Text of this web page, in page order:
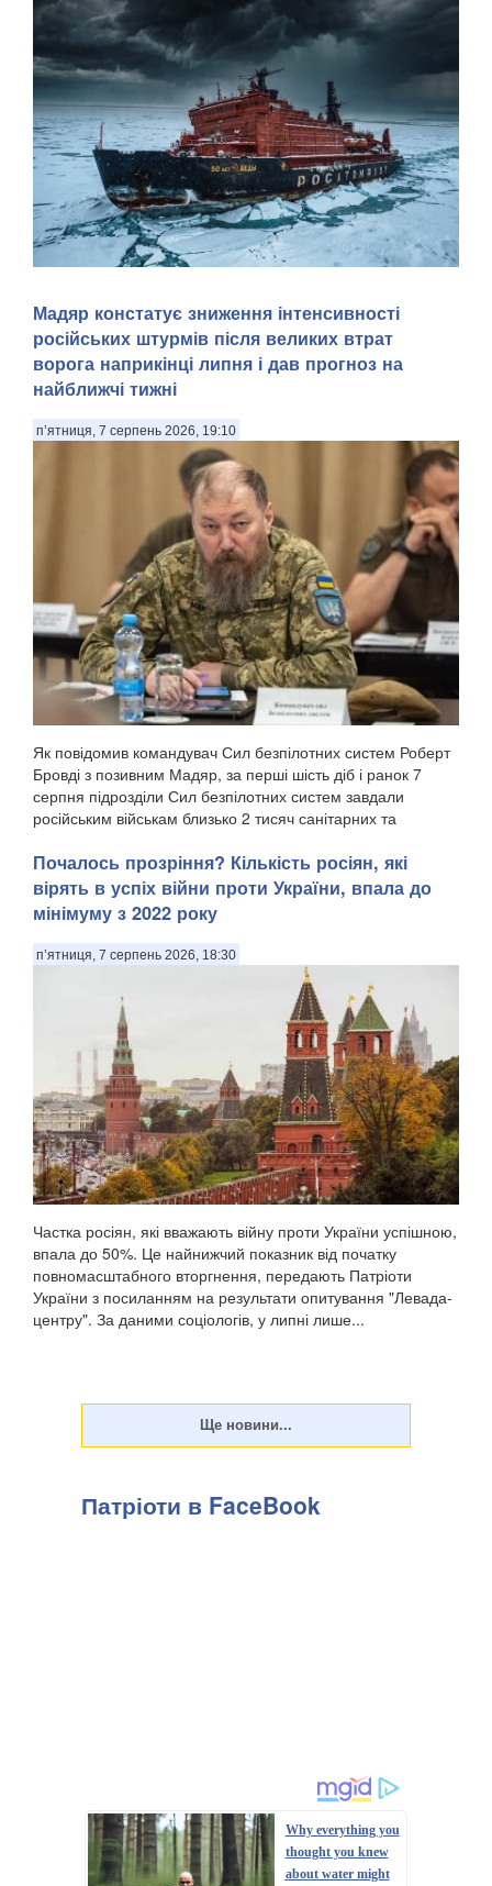
видобутку природних ресурсів. Територія Північного
Льодовитого океану, яка донедавна була вкрита товстими
шарами криги й залишалася важкодоступною для
судноплавства, за прогнозами кліматичних мод...
Мадяр констатує зниження інтенсивності
російських штурмів після великих втрат
ворога наприкінці липня і дав прогноз на
найближчі тижні
п’ятниця, 7 серпень 2026, 19:10
Як повідомив командувач Сил безпілотних систем Роберт
Бровді з позивним Мадяр, за перші шість діб і ранок 7
серпня підрозділи Сил безпілотних систем завдали
російським військам близько 2 тисяч санітарних та
Почалось прозріння? Кількість росіян, які
вірять в успіх війни проти України, впала до
мінімуму з 2022 року
п’ятниця, 7 серпень 2026, 18:30
Частка росіян, які вважають війну проти України успішною,
впала до 50%. Це найнижчий показник від початку
повномасштабного вторгнення, передають Патріоти
України з посиланням на результати опитування "Левада-
центру". За даними соціологів, у липні лише...
Патріоти в FaceBook
Why everything you
thought you knew
about water might